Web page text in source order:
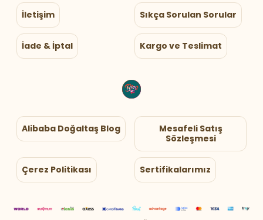
İletişim Sıkça Sorulan Sorular
İade & İptal Kargo ve Teslimat
Alibaba Doğaltaş Blog
Mesafeli Satış
Sözleşmesi
Çerez Politikası Sertifikalarımız